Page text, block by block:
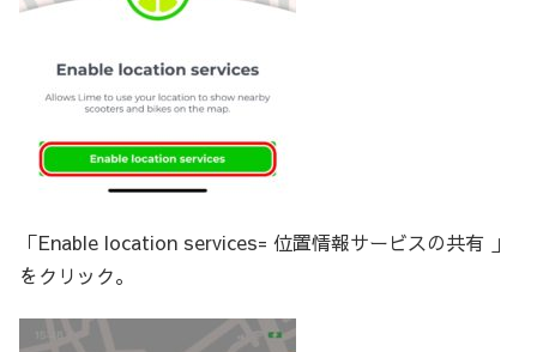
「Enable location services= 位置情報サービスの共有 」
をクリック。